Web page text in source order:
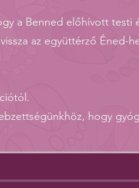
a Benned előhívott testi
az együttérző Éned-
hogy